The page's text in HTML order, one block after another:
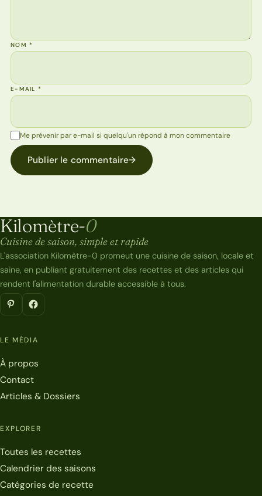
NOM*
E-MAIL*
Me prévenir par e-mail si quelqu'un répond à mon commentaire
Publier le commentaire→
Kilomètre-0
Kilomètre-0
Cuisine de saison, simple et rapide
L'association Kilomètre-0 promeut une cuisine de saison, locale et
saine, en publiant gratuitement des recettes et des articles qui
rendent l'alimentation durable accessible à tous.
LE MÉDIA
À propos
Contact
Articles & Dossiers
EXPLORER
Toutes les recettes
Calendrier des saisons
Catégories de recette